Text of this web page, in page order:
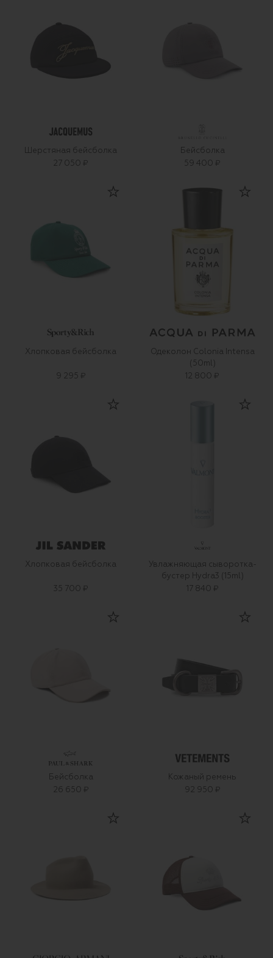
Шерстяная бейсболка
27 050 ₽
Бейсболка
59 400 ₽
Хлопковая бейсболка
9 295 ₽
Одеколон Colonia Intensa
(50ml)
12 800 ₽
Хлопковая бейсболка
35 700 ₽
Увлажняющая сыворотка-
бустер Hydra3 (15ml)
17 840 ₽
Бейсболка
26 650 ₽
Кожаный ремень
92 950 ₽